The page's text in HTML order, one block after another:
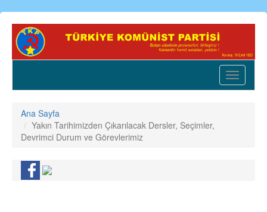
Ana
içeriğe
Toggle
Ana Sayfa
Yakın Tarihimizden Çıkarılacak Dersler, Seçimler,
Devrimci Durum ve Görevlerimiz